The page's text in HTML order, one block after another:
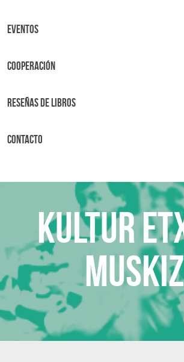
Eventos
Cooperación
Reseñas de libros
Contacto
Kultur
Muskiz